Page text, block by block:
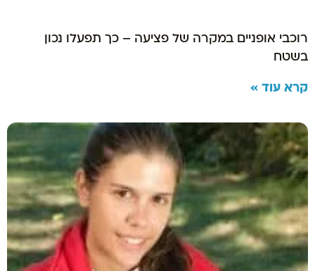
רוכבי אופניים במקרה של פציעה – כך תפעלו נכון
בשטח
קרא עוד »